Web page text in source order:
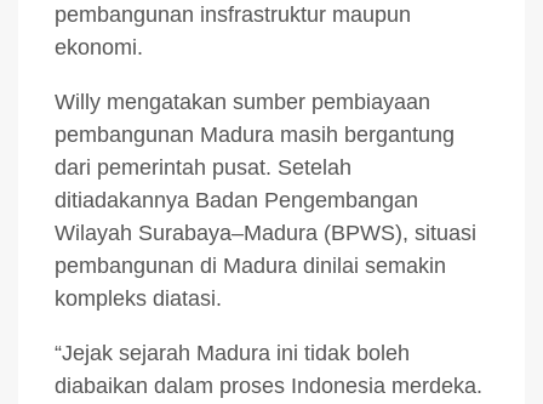
pembangunan insfrastruktur maupun
ekonomi.
Willy mengatakan sumber pembiayaan
pembangunan Madura masih bergantung
dari pemerintah pusat. Setelah
ditiadakannya Badan Pengembangan
Wilayah Surabaya–Madura (BPWS), situasi
pembangunan di Madura dinilai semakin
kompleks diatasi.
“Jejak sejarah Madura ini tidak boleh
diabaikan dalam proses Indonesia merdeka.